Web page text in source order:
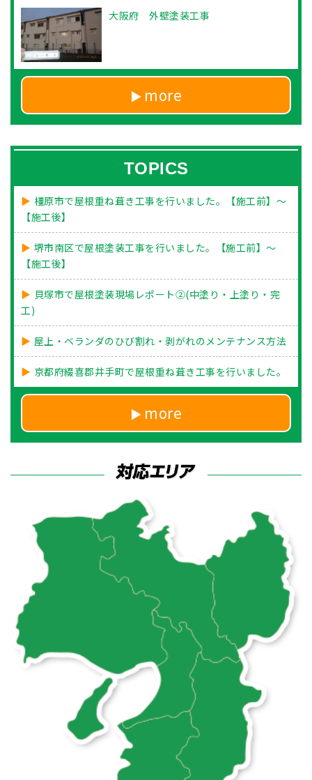
大阪府 外壁塗装工事
more
TOPICS
橿原市で屋根重ね葺き工事を行いました。【施工前】～
【施工後】
堺市南区で屋根塗装工事を行いました。【施工前】～
【施工後】
貝塚市で屋根塗装現場レポート②(中塗り・上塗り・完
工)
屋上・ベランダのひび割れ・剥がれのメンテナンス方法
京都府綴喜郡井手町で屋根重ね葺き工事を行いました。
more